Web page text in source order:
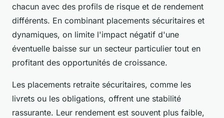
chacun avec des profils de risque et de rendement
différents. En combinant placements sécuritaires et
dynamiques, on limite l'impact négatif d'une
éventuelle baisse sur un secteur particulier tout en
profitant des opportunités de croissance.
Les placements retraite sécuritaires, comme les
livrets ou les obligations, offrent une stabilité
rassurante. Leur rendement est souvent plus faible,